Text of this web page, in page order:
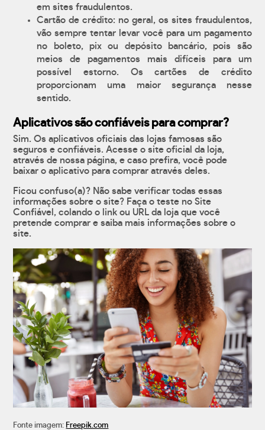
em sites fraudulentos.
Cartão de crédito: no geral, os sites fraudulentos,
vão sempre tentar levar você para um pagamento
no boleto, pix ou depósito bancário, pois são
meios de pagamentos mais difíceis para um
possível estorno. Os cartões de crédito
proporcionam uma maior segurança nesse
sentido.
Aplicativos são confiáveis para comprar?
Sim. Os aplicativos oficiais das lojas famosas são
seguros e confiáveis. Acesse o site oficial da loja,
através de nossa página, e caso prefira, você pode
baixar o aplicativo para comprar através deles.
Ficou confuso(a)? Não sabe verificar todas essas
informações sobre o site? Faça o teste no Site
Confiável, colando o link ou URL da loja que você
pretende comprar e saiba mais informações sobre o
site.
Fonte imagem: Freepik.com